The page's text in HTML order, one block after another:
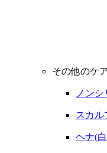
その他のケ
ノン
スカル
ヘナ(